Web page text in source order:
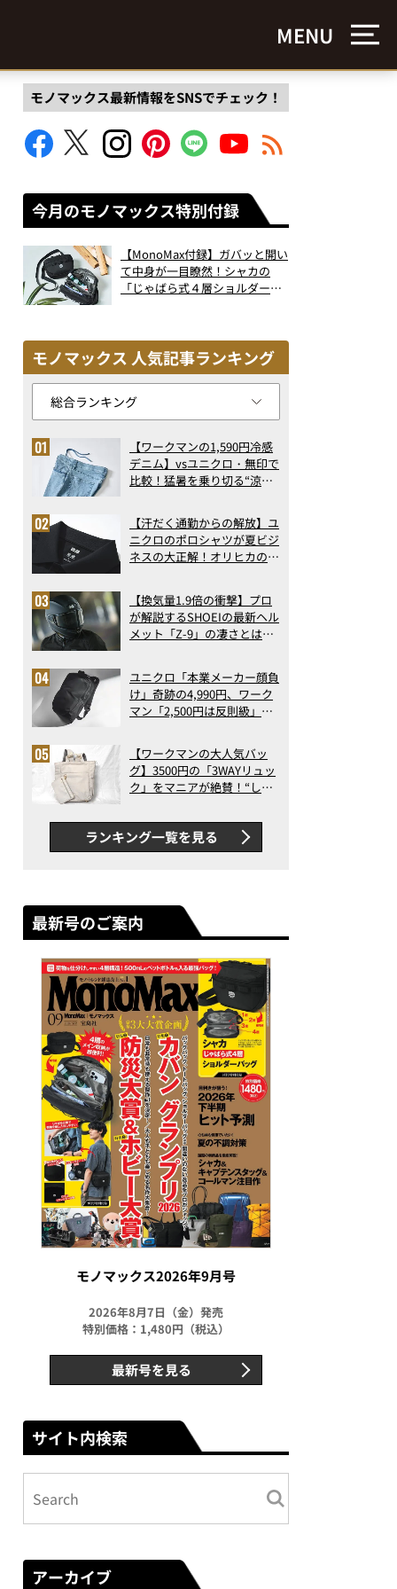
MENU
専用たばこスティック「EVO」新フレーバー発表&試喫体
部長 村谷泰志さん
モノマックス最新情報をSNSでチェック！
今月のモノマックス特別付録
【MonoMax付録】ガバッと開い
て中身が一目瞭然！シャカの
「じゃばら式４層ショルダーバ
モノマックス 人気記事ランキング
【ワークマンの1,590円冷感
デニム】vsユニクロ・無印で
比較！猛暑を乗り切る“涼感
で決定版
【汗だく通勤からの解放】ユ
ニクロのポロシャツが夏ビジ
ネスの大正解！オリヒカの透
アの実力
【換気量1.9倍の衝撃】プロ
が解説するSHOEIの最新ヘル
メット「Z-9」の凄さとは？
ス
ユニクロ「本業メーカー顔負
け」奇跡の4,990円、ワーク
マン「2,500円は反則級」凄
ト3】（2026年6月版）
【ワークマンの大人気バッ
グ】3500円の「3WAYリュッ
ク」をマニアが絶賛！“しご
判以上に優秀だった
ランキング一覧を見る
最新号のご案内
モノマックス2026年9月号
2026年8月7日（金）発売
特別価格：1,480円（税込）
最新号を見る
サイト内検索
アーカイブ